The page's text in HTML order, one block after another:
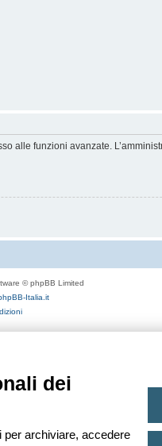
alle funzioni avanzate.
© phpBB Limited
Italia.it
dei
per archiviare, accedere